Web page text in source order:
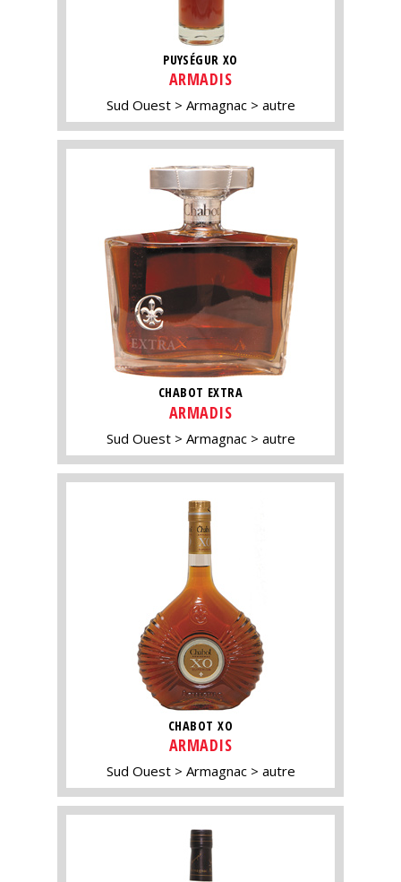
PUYSÉGUR XO
ARMADIS
Sud Ouest Armagnac autre
CHABOT EXTRA
ARMADIS
Sud Ouest Armagnac autre
CHABOT XO
ARMADIS
Sud Ouest Armagnac autre